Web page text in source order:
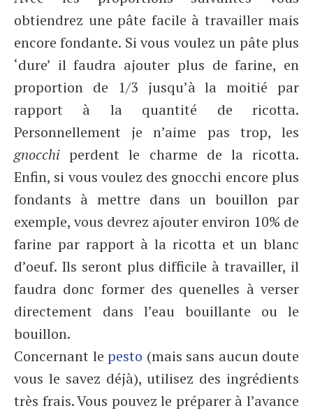
obtiendrez une pâte facile à travailler mais
encore fondante. Si vous voulez un pâte plus
‘dure’ il faudra ajouter plus de farine, en
proportion de 1/3 jusqu’à la moitié par
rapport à la quantité de ricotta.
Personnellement je n’aime pas trop, les
gnocchiperdent le charme de la ricotta.
Enfin, si vous voulez des gnocchi encore plus
fondants à mettre dans un bouillon par
exemple, vous devrez ajouter environ 10% de
farine par rapport à la ricotta et un blanc
d’oeuf. Ils seront plus difficile à travailler, il
faudra donc former des quenelles à verser
directement dans l’eau bouillante ou le
bouillon.
Concernant le pesto (mais sans aucun doute
vous le savez déjà), utilisez des ingrédients
très frais. Vous pouvez le préparer à l’avance